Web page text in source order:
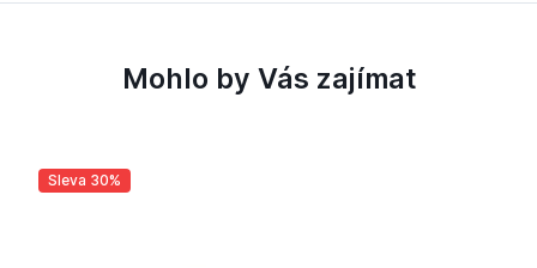
Mohlo by Vás zajímat
Sleva 30%